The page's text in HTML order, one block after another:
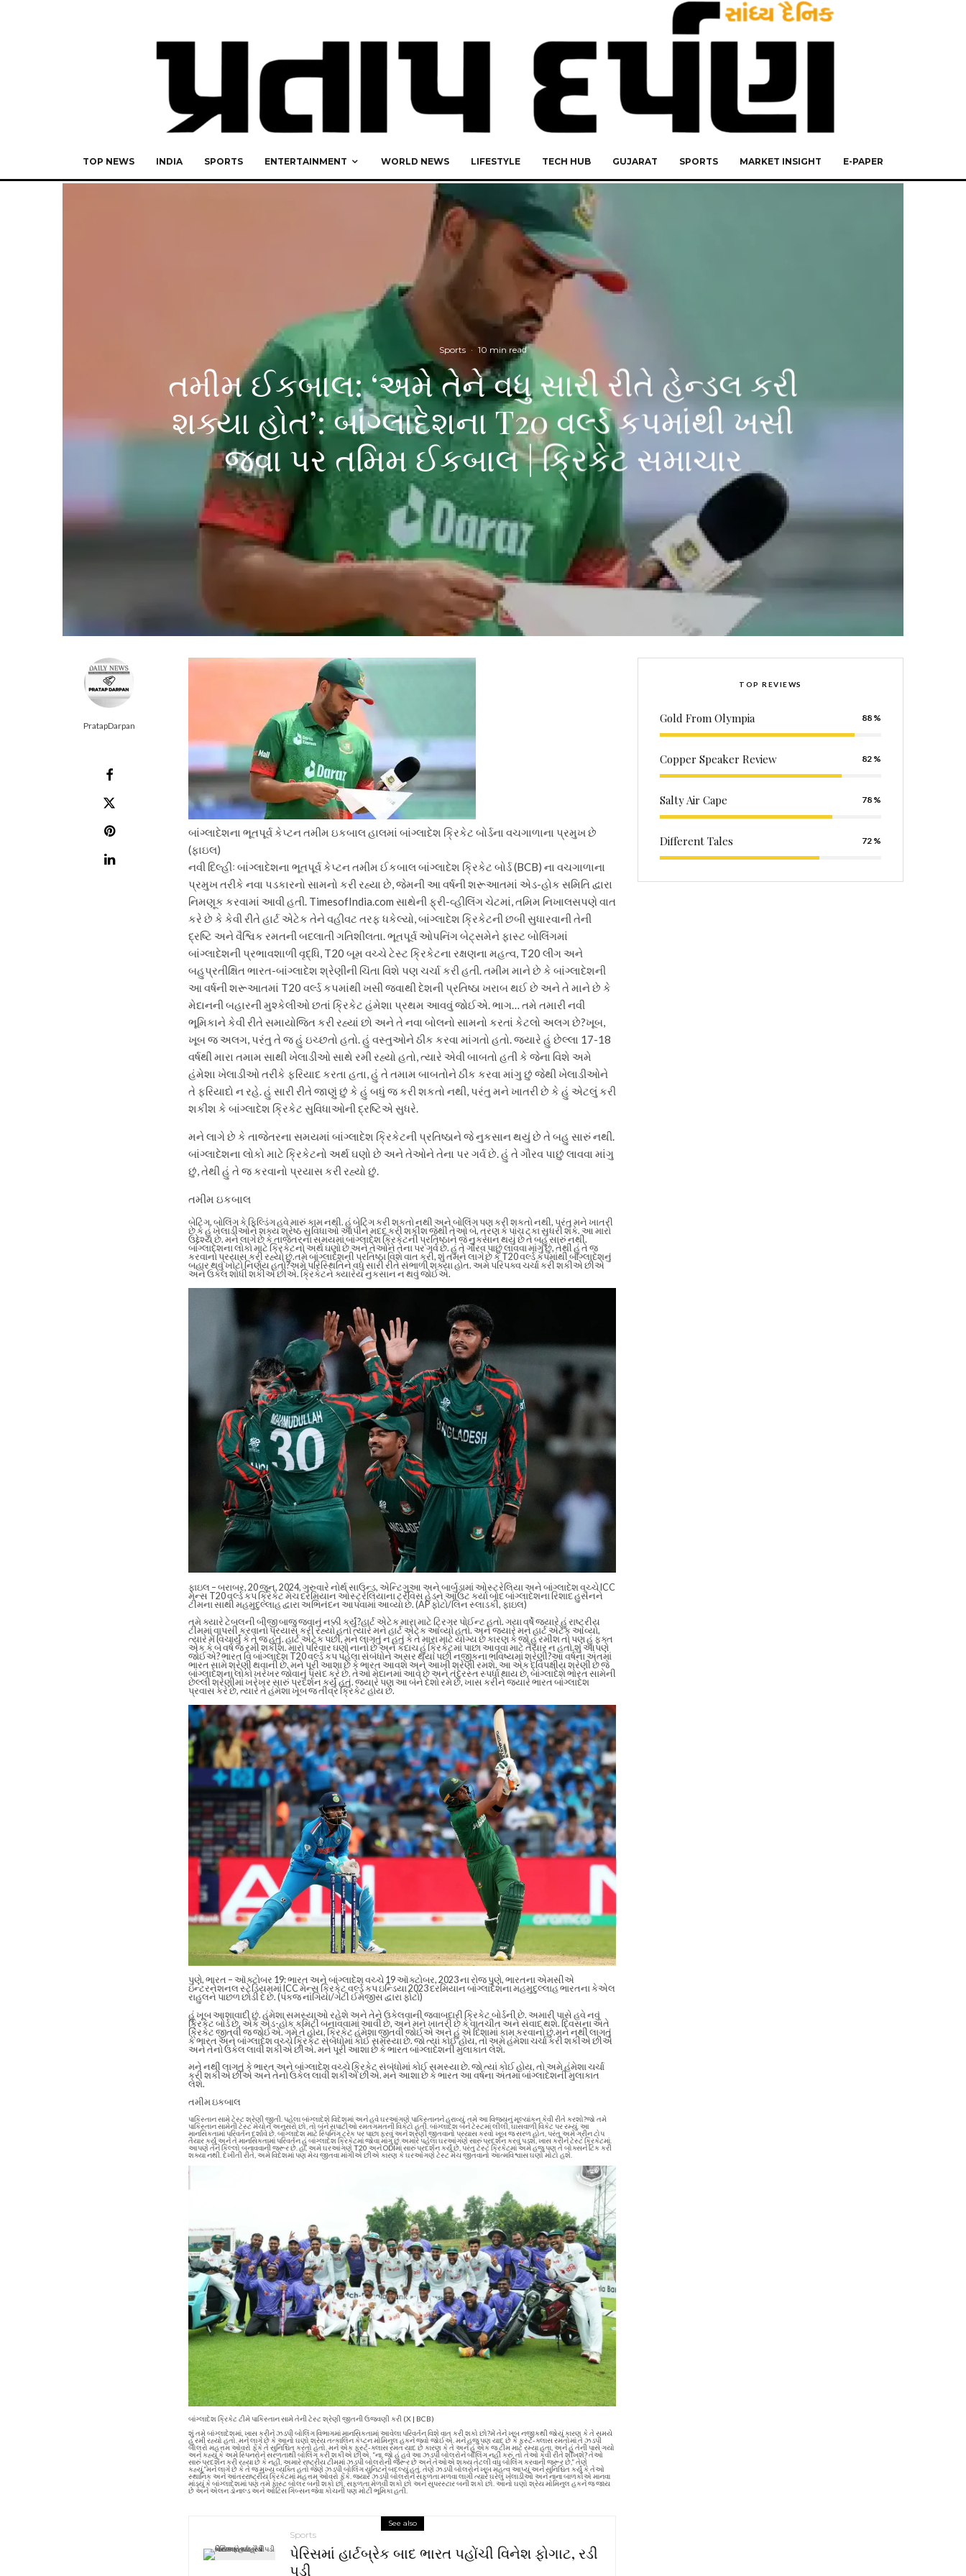
TOP NEWS INDIA SPORTS ENTERTAINMENT WORLD NEWS LIFESTYLE TECH HUB GUJARAT SPORTS MARKET INSIGHT E-PAPER
Sports · 10 min read
તમીમ ઈકબાલ: ‘અમે તેને વધુ સારી રીતે હેન્ડલ કરી
શક્યા હોત’: બાંગ્લાદેશના T20 વર્લ્ડ કપમાંથી ખસી
જવા પર તમિમ ઈકબાલ | ક્રિકેટ સમાચાર
PratapDarpan
બાંગ્લાદેશના ભૂતપૂર્વ કેપ્ટન તમીમ ઇકબાલ હાલમાં બાંગ્લાદેશ ક્રિકેટ બોર્ડના વચગાળાના પ્રમુખ છે
(ફાઇલ)
નવી દિલ્હીઃ બાંગ્લાદેશના ભૂતપૂર્વ કેપ્ટન તમીમ ઈકબાલ બાંગ્લાદેશ ક્રિકેટ બોર્ડ (BCB) ના વચગાળાના
પ્રમુખ તરીકે નવા પડકારનો સામનો કરી રહ્યા છે, જેમની આ વર્ષની શરૂઆતમાં એડ-હોક સમિતિ દ્વારા
નિમણૂક કરવામાં આવી હતી. TimesofIndia.com સાથેની ફ્રી-વ્હીલિંગ ચેટમાં, તમિમ નિખાલસપણે વાત
કરે છે કે કેવી રીતે હાર્ટ એટેક તેને વહીવટ તરફ ધકેલ્યો, બાંગ્લાદેશ ક્રિકેટની છબી સુધારવાની તેની
દ્રષ્ટિ અને વૈશ્વિક રમતની બદલાતી ગતિશીલતા.ભૂતપૂર્વ ઓપનિંગ બેટ્સમેને ફાસ્ટ બોલિંગમાં
બાંગ્લાદેશની પ્રભાવશાળી વૃદ્ધિ, T20 બૂમ વચ્ચે ટેસ્ટ ક્રિકેટના રક્ષણના મહત્વ, T20 લીગ અને
બહુપ્રતીક્ષિત ભારત-બાંગ્લાદેશ શ્રેણીની ચિંતા વિશે પણ ચર્ચા કરી હતી. તમીમ માને છે કે બાંગ્લાદેશની
આ વર્ષની શરૂઆતમાં T20 વર્લ્ડ કપમાંથી ખસી જવાથી દેશની પ્રતિષ્ઠા ખરાબ થઈ છે અને તે માને છે કે
મેદાનની બહારની મુશ્કેલીઓ છતાં ક્રિકેટ હંમેશા પ્રથમ આવવું જોઈએ.ભાગ… તમે તમારી નવી
ભૂમિકાને કેવી રીતે સમાયોજિત કરી રહ્યાં છો અને તે નવા બોલનો સામનો કરતાં કેટલો અલગ છે?ખૂબ,
ખૂબ જ અલગ, પરંતુ તે જ હું ઇચ્છતો હતો. હું વસ્તુઓને ઠીક કરવા માંગતો હતો. જ્યારે હું છેલ્લા 17-18
વર્ષથી મારા તમામ સાથી ખેલાડીઓ સાથે રમી રહ્યો હતો, ત્યારે એવી બાબતો હતી કે જેના વિશે અમે
હંમેશા ખેલાડીઓ તરીકે ફરિયાદ કરતા હતા, હું તે તમામ બાબતોને ઠીક કરવા માંગુ છું જેથી ખેલાડીઓને
તે ફરિયાદો ન રહે. હું સારી રીતે જાણું છું કે હું બધું જ કરી શકતો નથી, પરંતુ મને ખાતરી છે કે હું એટલું કરી
શકીશ કે બાંગ્લાદેશ ક્રિકેટ સુવિધાઓની દ્રષ્ટિએ સુધરે.
મને લાગે છે કે તાજેતરના સમયમાં બાંગ્લાદેશ ક્રિકેટની પ્રતિષ્ઠાને જે નુકસાન થયું છે તે બહુ સારું નથી.
બાંગ્લાદેશના લોકો માટે ક્રિકેટનો અર્થ ઘણો છે અને તેઓને તેના પર ગર્વ છે. હું તે ગૌરવ પાછું લાવવા માંગુ
છું, તેથી હું તે જ કરવાનો પ્રયાસ કરી રહ્યો છું.
તમીમ ઇકબાલ
બેટિંગ, બોલિંગ કે ફિલ્ડિંગ હવે મારું કામ નથી. હું બેટિંગ કરી શકતો નથી અને બોલિંગ પણ કરી શકતો નથી, પરંતુ મને ખાતરી
છે કે હું ખેલાડીઓને શક્ય શ્રેષ્ઠ સુવિધાઓ આપીને મદદ કરી શકીશ જેથી તેઓ બે, ત્રણ કે પાંચ ટકા સુધરી શકે. આ મારો
ઉદ્દેશ્ય છે. મને લાગે છે કે તાજેતરના સમયમાં બાંગ્લાદેશ ક્રિકેટની પ્રતિષ્ઠાને જે નુકસાન થયું છે તે બહુ સારું નથી.
બાંગ્લાદેશના લોકો માટે ક્રિકેટનો અર્થ ઘણો છે અને તેઓને તેના પર ગર્વ છે. હું તે ગૌરવ પાછું લાવવા માંગુ છું, તેથી હું તે જ
કરવાનો પ્રયાસ કરી રહ્યો છું.તમે બાંગ્લાદેશની પ્રતિષ્ઠા વિશે વાત કરી, શું તમને લાગે છે કે T20 વર્લ્ડ કપમાંથી બાંગ્લાદેશનું
બહાર થવું ખોટો નિર્ણય હતો?અમે પરિસ્થિતિને વધુ સારી રીતે સંભાળી શક્યા હોત. અમે પરિપક્વ ચર્ચા કરી શકીએ છીએ
અને ઉકેલ શોધી શકીએ છીએ. ક્રિકેટને ક્યારેય નુકસાન ન થવું જોઈએ.
ફાઇલ – બરાબર, 20 જૂન, 2024, ગુરુવારે નોર્થ સાઉન્ડ, એન્ટિગુઆ અને બાર્બુડામાં ઓસ્ટ્રેલિયા અને બાંગ્લાદેશ વચ્ચે ICC
મેન્સ T20 વર્લ્ડ કપ ક્રિકેટ મેચ દરમિયાન ઓસ્ટ્રેલિયાના ટ્રેવિસ હેડને આઉટ કર્યા બાદ બાંગ્લાદેશના રિશાદ હુસૈનને
ટીમના સાથી મહમુદુલ્લાહ દ્વારા અભિનંદન આપવામાં આવ્યા છે. (AP ફોટો/લિન સ્લાડકી, ફાઇલ)
તમે ક્યારે ટેબલની બીજી બાજુ જવાનું નક્કી કર્યું?હાર્ટ એટેક મારા માટે ટ્રિગર પોઈન્ટ હતો. ગયા વર્ષે જ્યારે હું રાષ્ટ્રીય
ટીમમાં વાપસી કરવાનો પ્રયાસ કરી રહ્યો હતો ત્યારે મને હાર્ટ એટેક આવ્યો હતો. અને જ્યારે મને હાર્ટ એટેક આવ્યો,
ત્યારે મેં વિચાર્યું કે તે જ હતું. હાર્ટ એટેક પછી, મને લાગતું ન હતું કે તે મારા માટે યોગ્ય છે કારણ કે જો હું રમીશ તો પણ હું ફક્ત
એક કે બે વર્ષ જ રમી શકીશ. મારો પરિવાર ઘણો નાનો છે અને કદાચ હું ક્રિકેટમાં પાછા આવવા માટે તૈયાર ન હતો.શું આપણે
જોઈએ?ભારત વિ બાંગ્લાદેશ T20 વર્લ્ડ કપ પહેલા સંબંધોને અસર થયા પછી નજીકના ભવિષ્યમાં શ્રેણી?આ વર્ષના અંતમાં
ભારત સામે શ્રેણી થવાની છે. મને પૂરી આશા છે કે ભારત આવશે અને આખી શ્રેણી રમશે. આ એક દ્વિપક્ષીય શ્રેણી છે જે
બાંગ્લાદેશના લોકો ખરેખર જોવાનું પસંદ કરે છે. તેઓ મેદાનમાં આવે છે અને તંદુરસ્ત સ્પર્ધા થાય છે. બાંગ્લાદેશે ભારત સામેની
છેલ્લી શ્રેણીમાં ખરેખર સારું પ્રદર્શન કર્યું હતું. જ્યારે પણ આ બંને દેશો રમે છે, ખાસ કરીને જ્યારે ભારત બાંગ્લાદેશ
પ્રવાસ કરે છે, ત્યારે તે હંમેશા ખૂબ જ તીવ્ર ક્રિકેટ હોય છે.
પુણે, ભારત – ઑક્ટોબર 19: ભારત અને બાંગ્લાદેશ વચ્ચે 19 ઑક્ટોબર, 2023 ના રોજ પુણે, ભારતના એમસીએ
ઇન્ટરનેશનલ સ્ટેડિયમમાં ICC મેન્સ ક્રિકેટ વર્લ્ડ કપ ઇન્ડિયા 2023 દરમિયાન બાંગ્લાદેશના મહમુદુલ્લાહ ભારતના કેએલ
રાહુલને પાછળ છોડી દે છે. (પંકજ નાંગિયા/ગેટી ઈમેજીસ દ્વારા ફોટો)
હું ખૂબ આશાવાદી છું. હંમેશા સમસ્યાઓ રહેશે અને તેને ઉકેલવાની જવાબદારી ક્રિકેટ બોર્ડની છે. અમારી પાસે હવે નવું
ક્રિકેટ બોર્ડ છે, એક એડ-હોક કમિટી બનાવવામાં આવી છે, અને મને ખાતરી છે કે વાતચીત અને સંવાદ થશે. દિવસના અંતે
ક્રિકેટ જીતવી જ જોઈએ. ગમે તે હોય, ક્રિકેટ હંમેશા જીતવી જોઈએ અને હું એ દિશામાં કામ કરવાનો છું.મને નથી લાગતું
કે ભારત અને બાંગ્લાદેશ વચ્ચે ક્રિકેટ સંબંધોમાં કોઈ સમસ્યા છે. જો ત્યાં કોઈ હોય, તો અમે હંમેશા ચર્ચા કરી શકીએ છીએ
અને તેનો ઉકેલ લાવી શકીએ છીએ. મને પૂરી આશા છે કે ભારત બાંગ્લાદેશની મુલાકાત લેશે.
મને નથી લાગતું કે ભારત અને બાંગ્લાદેશ વચ્ચે ક્રિકેટ સંબંધોમાં કોઈ સમસ્યા છે. જો ત્યાં કોઈ હોય, તો અમે હંમેશા ચર્ચા
કરી શકીએ છીએ અને તેનો ઉકેલ લાવી શકીએ છીએ. મને આશા છે કે ભારત આ વર્ષના અંતમાં બાંગ્લાદેશની મુલાકાત
લેશે.
તમીમ ઇકબાલ
પાકિસ્તાન સામે ટેસ્ટ શ્રેણી જીતી. પહેલા બાંગ્લાદેશે વિદેશમાં અને હવે ઘરઆંગણે પાકિસ્તાનને હરાવ્યું. તમે આ વિજયનું મૂલ્યાંકન કેવી રીતે કરશો?જો તમે
પાકિસ્તાન સામેની ટેસ્ટ મેચોને અનુસરો છો, તો બંને સપાટીઓ રમતગમતની વિકેટો હતી. બાંગ્લાદેશ બંને ટેસ્ટમાં લીલી, ઘાસવાળી વિકેટ પર રમ્યું. આ
માનસિકતામાં પરિવર્તન દર્શાવે છે. બાંગ્લાદેશ માટે સ્પિનિંગ ટ્રેક પર પાછા ફરવું અને શ્રેણી જીતવાનો પ્રયાસ કરવો ખૂબ જ સરળ હોત, પરંતુ અમે ગ્રીન ટોપ
તૈયાર કર્યું અને તે માનસિકતામાં પરિવર્તન હું બાંગ્લાદેશ ક્રિકેટમાં જોવા માંગુ છું.અમારે પહેલા ઘરઆંગણે સારું પ્રદર્શન કરવું પડશે, ખાસ કરીને ટેસ્ટ ક્રિકેટમાં.
આપણે તેને કિલ્લો બનાવવાની જરૂર છે. હા, અમે ઘરઆંગણે T20 અને ODIમાં સારું પ્રદર્શન કર્યું છે, પરંતુ ટેસ્ટ ક્રિકેટમાં અમે હજુ પણ તે બોક્સને ટિક કરી
શક્યા નથી. દેખીતી રીતે, અમે વિદેશમાં પણ મેચ જીતવા માંગીએ છીએ કારણ કે ઘરઆંગણે ટેસ્ટ મેચ જીતવાનો આત્મવિશ્વાસ ઘણો મોટો હશે.
બાંગ્લાદેશ ક્રિકેટ ટીમે પાકિસ્તાન સામે તેની ટેસ્ટ શ્રેણી જીતની ઉજવણી કરી (X | BCB)
શું તમે બાંગ્લાદેશમાં, ખાસ કરીને ઝડપી બોલિંગ વિભાગમાં માનસિકતામાં આવેલા પરિવર્તન વિશે વાત કરી શકો છો?મેં તેને ખૂબ નજીકથી જોયું કારણ કે તે સમયે
હું રમી રહ્યો હતો. મને લાગે છે કે આનો ઘણો શ્રેય તત્કાલિન કેપ્ટન મોમિનુલ હકને જવો જોઈએ. મને હજુ પણ યાદ છે કે ફર્સ્ટ-ક્લાસ રમતોમાં તે ઝડપી
બોલરો મહત્તમ ઓવરો ફેંકે તે સુનિશ્ચિત કરતો હતો. મને એક ફર્સ્ટ-ક્લાસ રમત યાદ છે કારણ કે તે અને હું એક જ ટીમ માટે રમ્યા હતા, અને હું તેની પાસે ગયો
અને કહ્યું કે અમે સ્પિનરોને સરળતાથી બોલિંગ કરી શકીએ છીએ. “ના, જો હું હવે આ ઝડપી બોલરોને બોલિંગ નહીં કરું, તો તેઓ કેવી રીતે શીખશે? તેઓ
સારું પ્રદર્શન કરી રહ્યા છે કે નહીં, અમારે રાષ્ટ્રીય ટીમમાં ઝડપી બોલરોની જરૂર છે અને તેઓએ શક્ય તેટલી વધુ બોલિંગ કરવાની જરૂર છે,” તેણે
કહ્યું.“મને લાગે છે કે તે જ મુખ્ય વ્યક્તિ હતો જેણે ઝડપી બોલિંગ યુનિટને બદલ્યું હતું. તેણે ઝડપી બોલરોને ખૂબ મહત્વ આપ્યું અને સુનિશ્ચિત કર્યું કે તેઓ
સ્થાનિક અને આંતરરાષ્ટ્રીય ક્રિકેટમાં મહત્તમ ઓવરો ફેંકે. જ્યારે ઝડપી બોલરોને સફળતા મળવા લાગી ત્યારે ઘરેલું ખેલાડીઓ અને નાના બાળકોએ માનવા
માંડ્યું કે બાંગ્લાદેશમાં પણ તમે ફાસ્ટ બોલર બની શકો છો, સફળતા મેળવી શકો છો અને સુપરસ્ટાર બની શકો છો. આનો ઘણો શ્રેય મોમિનુલ હકને જ જાય
છે અને એલન ડોનાલ્ડ અને ઓટિસ ગિબ્સન જેવા કોચની પણ મોટી ભૂમિકા હતી.
See also
Sports
પેરિસમાં હાર્ટબ્રેક બાદ ભારત પહોંચી વિનેશ ફોગાટ, રડી
પડી
TOP REVIEWS
Gold From Olympia 88
Copper Speaker Review 82
Salty Air Cape 78
Different Tales 72